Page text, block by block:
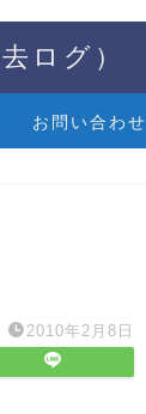
ログ）
お問い合わせ
2010年2月8日